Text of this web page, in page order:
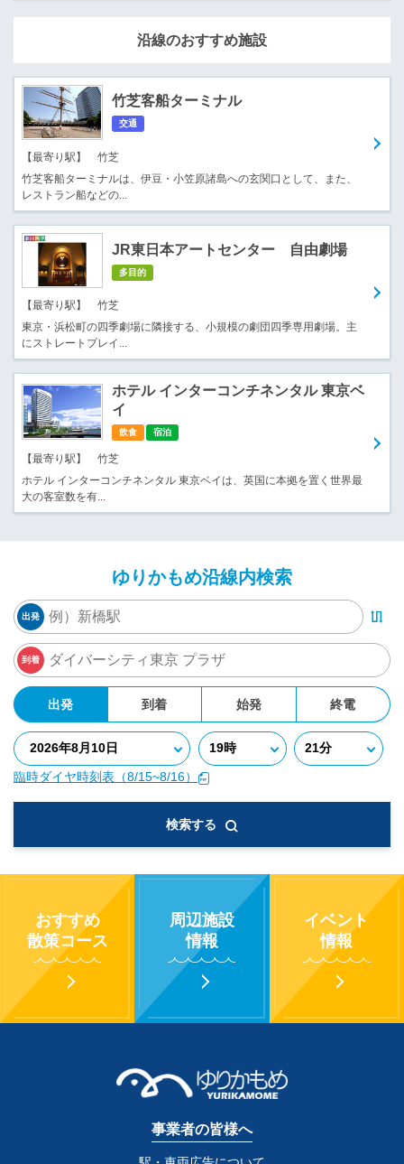
沿線のおすすめ施設
竹芝客船ターミナル
交通
【最寄り駅】 竹芝
竹芝客船ターミナルは、伊豆・小笠原諸島への玄関口として、また、
レストラン船などの...
JR東日本アートセンター 自由劇場
多目的
【最寄り駅】 竹芝
東京・浜松町の四季劇場に隣接する、小規模の劇団四季専用劇場。主
にストレートプレイ...
ホテル インターコンチネンタル 東京ベ
イ
飲食 宿泊
【最寄り駅】 竹芝
ホテル インターコンチネンタル 東京ベイは、英国に本拠を置く世界最
大の客室数を有...
ゆりかもめ沿線内検索
出発
到着
出発 到着 始発 終電
臨時ダイヤ時刻表（8/15~8/16）
検索する
おすすめ
散策コース
周辺施設
情報
イベント
情報
事業者の皆様へ